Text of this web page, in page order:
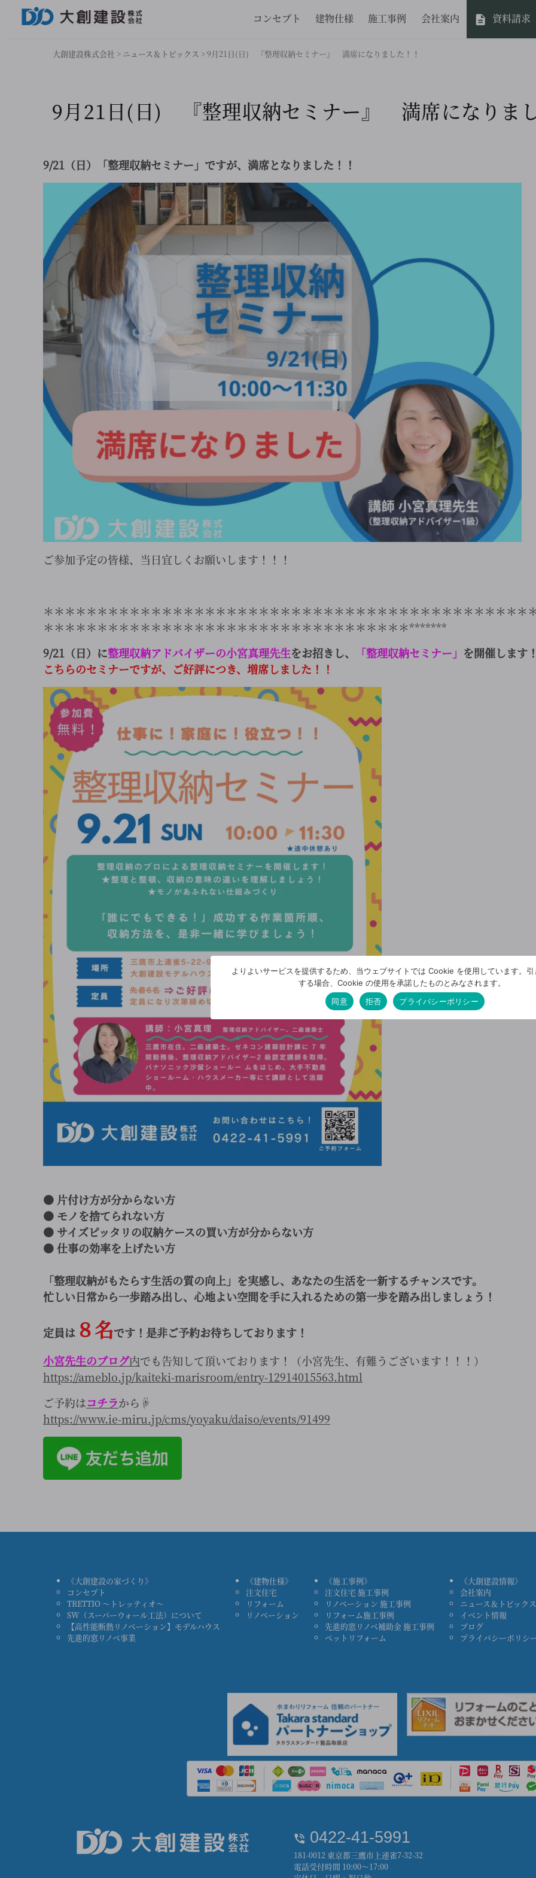
コンセプト 建物仕様 施工事例 会社案内 資料請求
大創建設株式会社 > ニュース＆トピックス >9月21日(日) 『整理収納セミナー』 満席になりました！！
9月21日(日) 『整理収納セミナー』 満席になりま
9/21（日）「整理収納セミナー」ですが、満席となりました！！
ご参加予定の皆様、当日宜しくお願いします！！！
＊＊＊＊＊＊＊＊＊＊＊＊＊＊＊＊＊＊＊＊＊＊＊＊＊＊＊＊＊＊＊＊＊＊＊＊＊＊＊＊＊＊＊＊＊
＊＊＊＊＊＊＊＊＊＊＊＊＊＊＊＊＊＊＊＊＊＊＊＊＊＊＊＊＊＊＊＊＊＊*******
9/21（日）に整理収納アドバイザーの小宮真理先生をお招きし、 「整理収納セミナー」 を開催します！
こちらのセミナーですが、ご好評につき、増席しました！！
● 片付け方が分からない方
● モノを捨てられない方
● サイズピッタリの収納ケースの買い方が分からない方
● 仕事の効率を上げたい方
「整理収納がもたらす生活の質の向上」を実感し、あなたの生活を一新するチャンスです。
忙しい日常から一歩踏み出し、心地よい空間を手に入れるための第一歩を踏み出しましょう！
定員は ８名です！是非ご予約お待ちしております！
小宮先生のブログ内でも告知して頂いております！（小宮先生、有難うございます！！！）
https://ameblo.jp/kaiteki-marisroom/entry-12914015563.html
ご予約はコチラから☟
https://www.ie-miru.jp/cms/yoyaku/daiso/events/91499
《大創建設の家づくり》
コンセプト
TRETTIO ～トレッティオ～
SW（スーパーウォール工法）について
【高性能断熱リノベーション】モデルハウス
先進的窓リノベ事業
《建物仕様》
注文住宅
リフォーム
リノベーション
《施工事例》
注文住宅 施工事例
リノベーション 施工事例
リフォーム施工事例
先進的窓リノベ補助金 施工事例
ペットリフォーム
《大創建設情報》
会社案内
ニュース＆トピックス
イベント情報
ブログ
プライバシーポリシ
0422-41-5991
181-0012 東京都三鷹市上連雀7-32-32
電話受付時間 10:00～17:00
よりよいサービスを提供するため、当ウェブサイトでは Cookie を使用しています。引
する場合、Cookie の使用を承諾したものとみなされます。
同意
拒否 プライバシーポリシー